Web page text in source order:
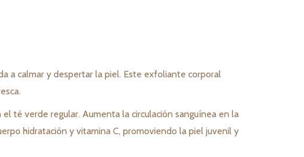
a calmar y despertar la piel. Este exfoliante corporal
té verde regular. Aumenta la circulación sanguínea en la
hidratación y vitamina C, promoviendo la piel juvenil y